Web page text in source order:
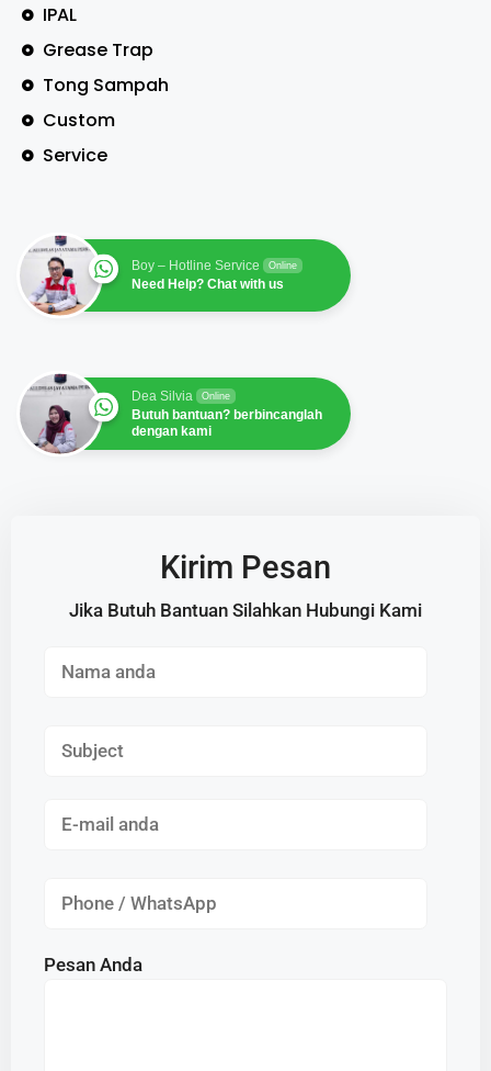
IPAL
Grease Trap
Tong Sampah
Custom
Service
Boy – Hotline Service Online
Need Help? Chat with us
Dea Silvia Online
Butuh bantuan? berbincanglah
dengan kami
Kirim Pesan
Jika Butuh Bantuan Silahkan Hubungi Kami
Pesan Anda